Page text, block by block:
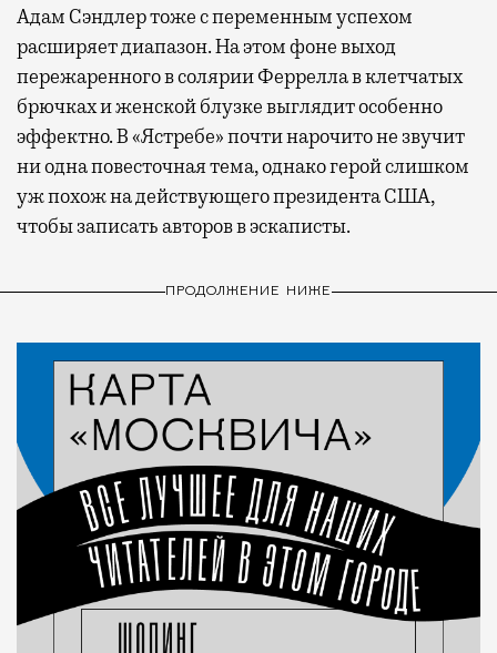
Адам Сэндлер тоже с переменным успехом
расширяет диапазон. На этом фоне выход
пережаренного в солярии Феррелла в клетчатых
брючках и женской блузке выглядит особенно
эффектно. В «Ястребе» почти нарочито не звучит
ни одна повесточная тема, однако герой слишком
уж похож на действующего президента США,
чтобы записать авторов в эскаписты.
ПРОДОЛЖЕНИЕ НИЖЕ